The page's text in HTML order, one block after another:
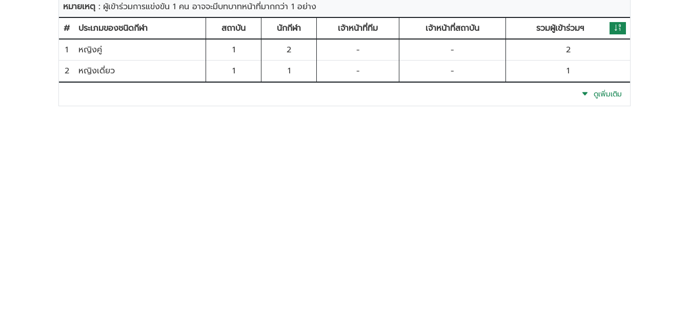
หมายเหตุ : ผู้เข้าร่วมการแข่งขัน 1 คน อาจจะมีบทบาทหน้าที่มากกว่า 1 อย่าง
#
ประเภมของชนิดกีฬา สถาบัน นักกีฬา เจ้าหน้าที่ทีม เจ้าหน้าที่สถาบัน
รวมผู้เข้าร่วมฯ
1
หญิงคู่ 1 2 - -
2
2
หญิงเดี่ยว 1 1 - - 1
ดูเพิ่มเติม